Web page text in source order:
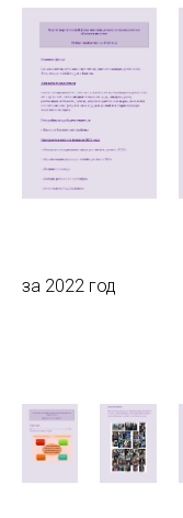
за 2022 год